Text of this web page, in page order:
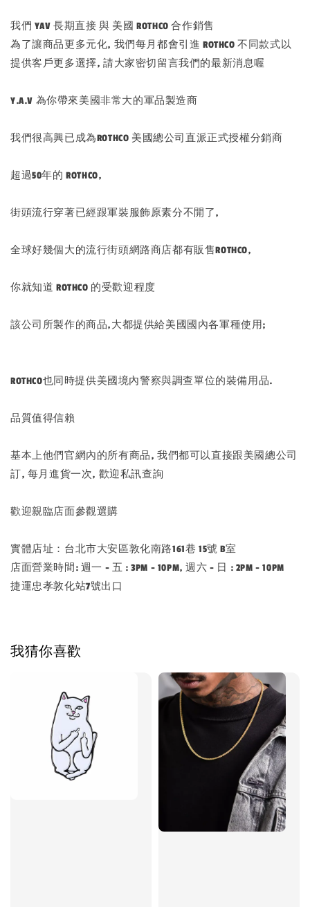
我們 YAV 長期直接 與 美國 ROTHCO 合作銷售
為了讓商品更多元化, 我們每月都會引進 ROTHCO 不同款式以
提供客戶更多選擇, 請大家密切留言我們的最新消息喔
Y.A.V 為你帶來美國非常大的軍品製造商
我們很高興已成為ROTHCO 美國總公司直派正式授權分銷商
超過50年的 ROTHCO,
街頭流行穿著已經跟軍裝服飾原素分不開了,
全球好幾個大的流行街頭網路商店都有販售ROTHCO,
你就知道 ROTHCO 的受歡迎程度
該公司所製作的商品,大都提供給美國國內各軍種使用;
ROTHCO也同時提供美國境內警察與調查單位的裝備用品.
品質值得信賴
基本上他們官網內的所有商品, 我們都可以直接跟美國總公司
訂, 每月進貨一次, 歡迎私訊查詢
歡迎親臨店面參觀選購
實體店址：台北市大安區敦化南路161巷 15號 B室
店面營業時間: 週一 - 五 : 3PM - 10PM, 週六 - 日 : 2PM - 10PM
捷運忠孝敦化站7號出口
我猜你喜歡